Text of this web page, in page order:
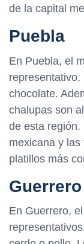
de la capital
Puebla
En Puebla, el
chocolate.
chalupas son
de esta región.
mexicana y
platillos más
Guerrero
En Guerrero,